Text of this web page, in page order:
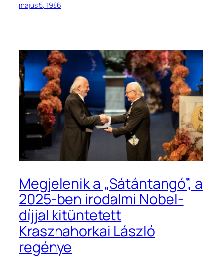
május 5, 1986
Megjelenik a „Sátántangó”, a
2025-ben irodalmi Nobel-
díjjal kitüntetett
Krasznahorkai László
regénye